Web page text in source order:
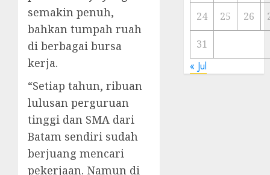
semakin penuh,
bahkan tumpah ruah
di berbagai bursa
kerja.
“Setiap tahun, ribuan
lulusan perguruan
tinggi dan SMA dari
Batam sendiri sudah
berjuang mencari
pekerjaan. Namun di
24 25 26
31
« Jul